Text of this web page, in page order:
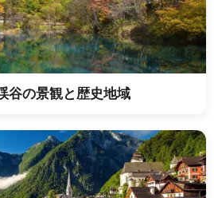
谷の景観と歴史地域